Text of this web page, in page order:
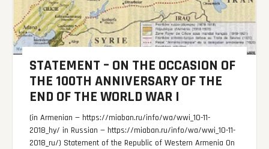
STATEMENT – ON THE OCCASION OF
THE 100TH ANNIVERSARY OF THE
END OF THE WORLD WAR I
(in Armenian — https://miaban.ru/info/wa/wwi_10-11-
2018_hy/ in Russian — https://miaban.ru/info/wa/wwi_10-11-
2018_ru/) Statement of the Republic of Western Armenia On